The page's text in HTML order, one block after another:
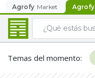
Agrofy Market Agrofy
Temas del momento: